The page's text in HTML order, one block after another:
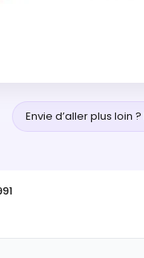
Envie d’aller plus loin ?